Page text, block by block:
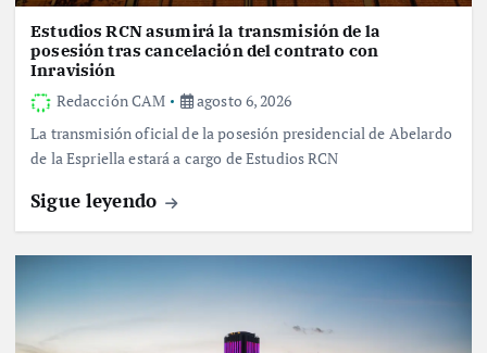
Estudios RCN asumirá la transmisión de la
posesión tras cancelación del contrato con
Inravisión
Redacción CAM
agosto 6, 2026
La transmisión oficial de la posesión presidencial de Abelardo
de la Espriella estará a cargo de Estudios RCN
Sigue leyendo